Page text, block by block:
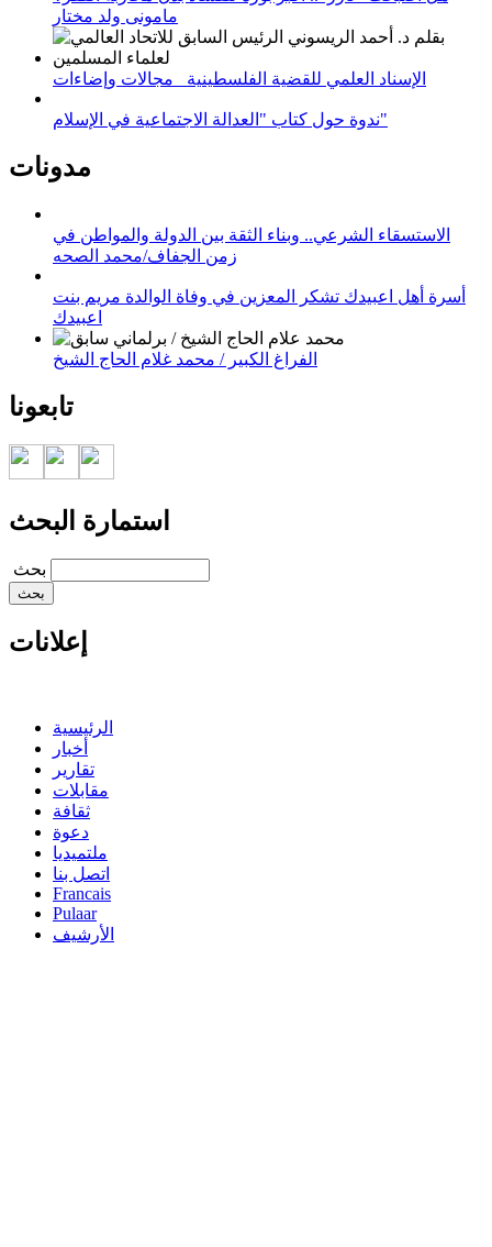
مامونى ولد مختار
الإسناد العلمي للقضية الفلسطينية_ مجالات وإضاءات
ندوة حول كتاب "العدالة الاجتماعية في الإسلام"
مدونات
الاستسقاء الشرعي.. وبناء الثقة بين الدولة والمواطن في
زمن الجفاف/محمد الصحه
أسرة أهل اعبيدك تشكر المعزين في وفاة الوالدة مريم بنت
اعبيدك
الفراغ الكبير / محمد غلام الحاج الشيخ
تابعونا
استمارة البحث
‏بحث ‏
إعلانات
الرئيسية
أخبار
تقارير
مقابلات
ثقافة
دعوة
ملتميديا
اتصل بنا
Francais
Pulaar
الأرشيف